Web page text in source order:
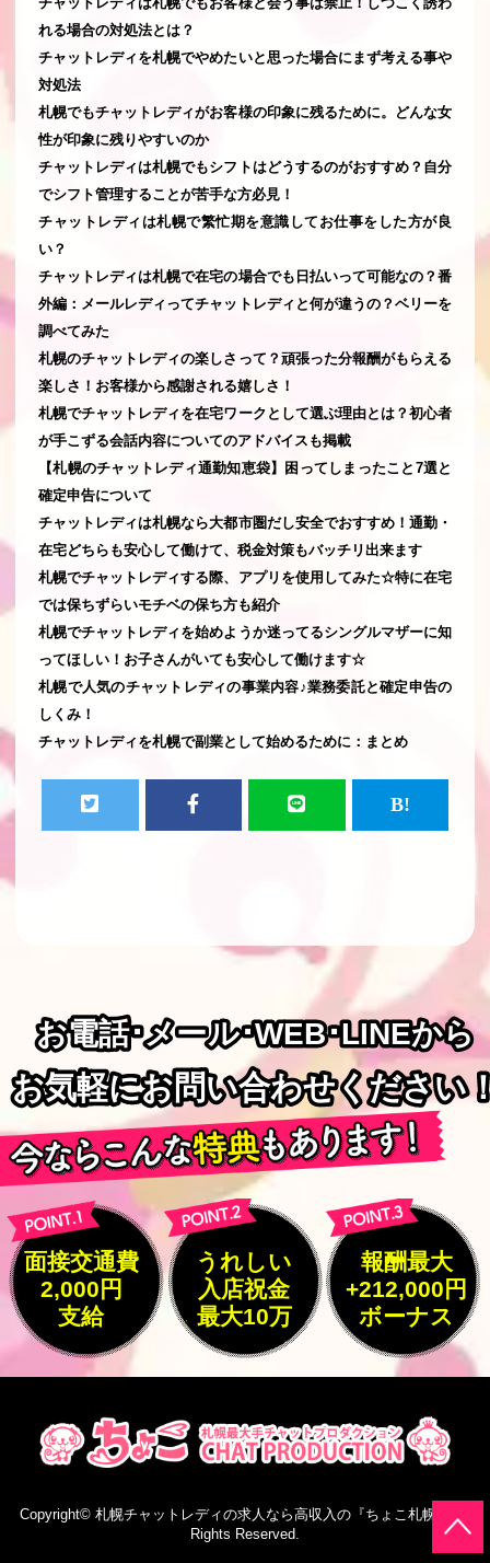
れる場合の対処法とは？
チャットレディを札幌でやめたいと思った場合にまず考える事や
対処法
札幌でもチャットレディがお客様の印象に残るために。どんな女
性が印象に残りやすいのか
チャットレディは札幌でもシフトはどうするのがおすすめ？自分
でシフト管理することが苦手な方必見！
チャットレディは札幌で繁忙期を意識してお仕事をした方が良
い？
チャットレディは札幌で在宅の場合でも日払いって可能なの？番
外編：メールレディってチャットレディと何が違うの？ベリーを
調べてみた
札幌のチャットレディの楽しさって？頑張った分報酬がもらえる
楽しさ！お客様から感謝される嬉しさ！
札幌でチャットレディを在宅ワークとして選ぶ理由とは？初心者
が手こずる会話内容についてのアドバイスも掲載
【札幌のチャットレディ通勤知恵袋】困ってしまったこと7選と
確定申告について
チャットレディは札幌なら大都市圏だし安全でおすすめ！通勤・
在宅どちらも安心して働けて、税金対策もバッチリ出来ます
札幌でチャットレディする際、アプリを使用してみた☆特に在宅
では保ちずらいモチベの保ち方も紹介
札幌でチャットレディを始めようか迷ってるシングルマザーに知
ってほしい！お子さんがいても安心して働けます☆
札幌で人気のチャットレディの事業内容♪業務委託と確定申告の
しくみ！
チャットレディを札幌で副業として始めるために：まとめ
お電話･メール･WEB･LINEから
お電話･メール･WEB･LINEから
お気軽にお問い合わせください
お気軽にお問い合わせください
面接交通費
2,000円
支給
うれしい
入店祝金
最大10万
報酬最大
+212,000円
ボーナス
Copyright© 札幌チャットレディの求人なら高収入の『ちょこ札幌』
All
Rights Reserved.